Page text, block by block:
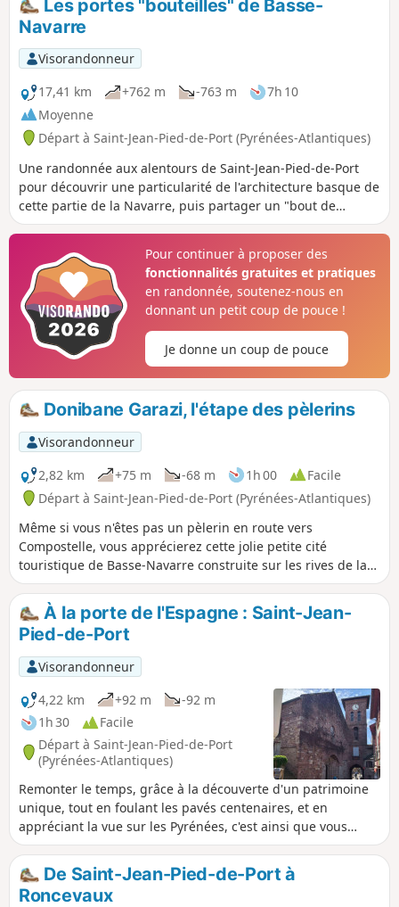
Les portes "bouteilles" de Basse-
Navarre
Visorandonneur
17,41 km
+762 m -763 m
7h 10
Moyenne
Départ à Saint-Jean-Pied-de-Port (Pyrénées-Atlantiques)
Une randonnée aux alentours de Saint-Jean-Pied-de-Port
pour découvrir une particularité de l'architecture basque de
cette partie de la Navarre, puis partager un "bout de
chemin" avec les pèlerins en route pour Santiago de
Pour continuer à proposer des
fonctionnalités gratuites et pratiques
en randonnée, soutenez-nous en
donnant un petit coup de pouce !
Je donne un coup de pouce
Donibane Garazi, l'étape des pèlerins
Visorandonneur
2,82 km
+75 m -68 m 1h 00
Facile
Départ à Saint-Jean-Pied-de-Port (Pyrénées-Atlantiques)
Même si vous n'êtes pas un pèlerin en route vers
Compostelle, vous apprécierez cette jolie petite cité
touristique de Basse-Navarre construite sur les rives de la
Nive de Béhérobie. Je vous en propose une petite visite
guidée.À la porte de l'Espagne : Saint-Jean-
Pied-de-Port
Visorandonneur
4,22 km
+92 m
-92 m
1h 30
Facile
Départ à Saint-Jean-Pied-de-Port
(Pyrénées-Atlantiques)
Remonter le temps, grâce à la découverte d'un patrimoine
unique, tout en foulant les pavés centenaires, et en
appréciant la vue sur les Pyrénées, c'est ainsi que vous
découvrez l'authentique ville de Saint-Jean-Pied-de-Port. J'ai
visité cette ville à l'issue de la dernière étape française de
mon Chemin de Compostelle, après 47 jours de marche.
De Saint-Jean-Pied-de-Port à
Roncevaux